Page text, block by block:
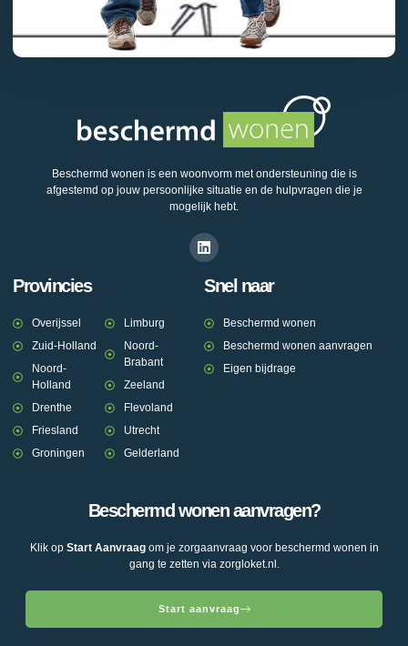
Beschermd wonen is een woonvorm met ondersteuning die is
afgestemd op jouw persoonlijke situatie en de hulpvragen die je
mogelijk hebt.
Provincies
Overijssel
Zuid-Holland
Noord-
Holland
Drenthe
Friesland
Groningen
Limburg
Noord-
Brabant
Zeeland
Flevoland
Utrecht
Gelderland
Snel naar
Beschermd wonen
Beschermd wonen aanvragen
Eigen bijdrage
Beschermd wonen aanvragen?
Klik op Start Aanvraagom je zorgaanvraag voor beschermd wonen in
gang te zetten via zorgloket.nl.
Start aanvraag